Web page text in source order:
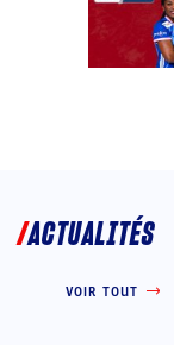
ACTUALITÉS
VOIR TOUT